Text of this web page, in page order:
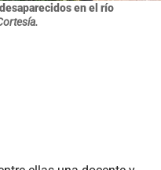
en el río